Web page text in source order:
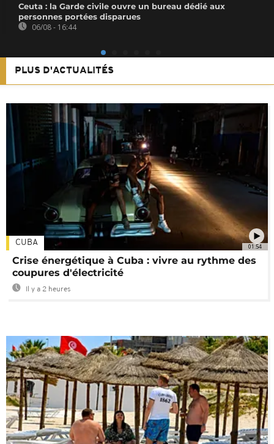
Ceuta : la Garde civile ouvre un bureau dédié aux
personnes portées disparues
06/08 - 16:44
PLUS D'ACTUALITÉS
01:54
CUBA
Crise énergétique à Cuba : vivre au rythme des
coupures d'électricité
Il y a 2 heures